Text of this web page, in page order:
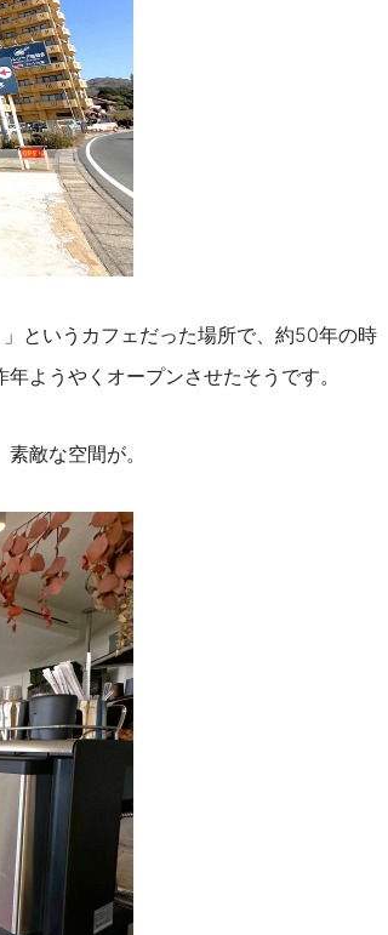
」というカフェだった場所で、約50年の時
ようやくオープンさせたそうです。
敵な空間が。